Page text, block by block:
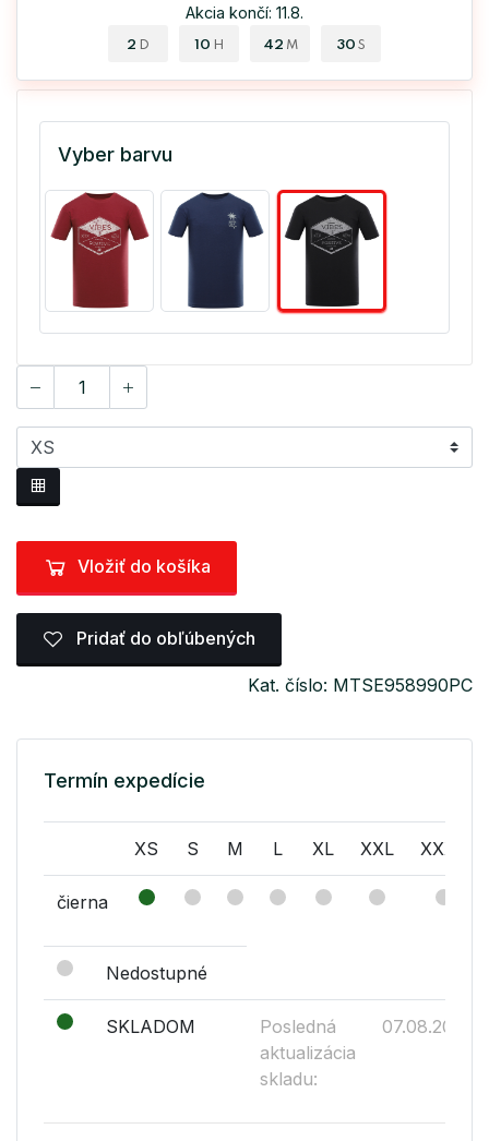
Akcia končí: 11.8.
2 D 10 H 42 M 30 S
Vyber barvu
Vložiť do košíka
Pridať do obľúbených
Kat. číslo: MTSE958990PC
Termín expedície
XS S M L XL XXL XXXL
čierna
Nedostupné
SKLADOM
Posledná
aktualizácia
skladu:
07.08.2026